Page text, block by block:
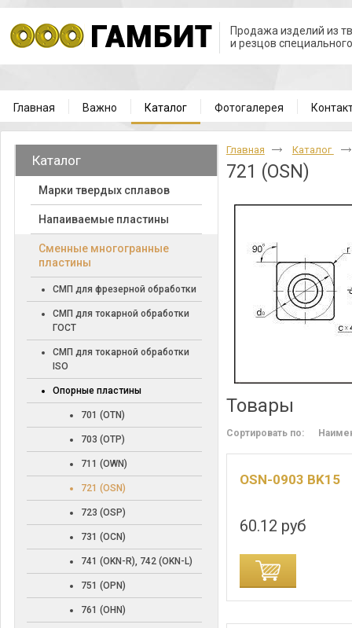
Продажа изделий из
и резцов
Главная Важно Каталог Фотогалерея
Каталог
Марки твердых сплавов
Напаиваемые пластины
Cменные многогранные
пластины
СМП для фрезерной обработки
СМП для токарной обработки
ГОСТ
СМП для токарной обработки
ISO
Опорные пластины
701 (OTN)
703 (OTP)
711 (OWN)
721 (OSN)
723 (OSP)
731 (OCN)
741 (OKN-R), 742 (OKN-L)
751 (OPN)
761 (OHN)
Главная Каталог
721 (OSN)
Товары
Сортировать по:
OSN-0903 BK15
60.12 руб
ДОБАВИТЬ В КОРЗИНУ ДОБАВИТЬ